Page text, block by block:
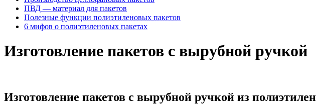
ПВД — материал для пакетов
Полезные функции полиэтиленовых пакетов
6 мифов о полиэтиленовых пакетах
Изготовление пакетов с вырубной ручкой
Изготовление пакетов с вырубной ручкой из